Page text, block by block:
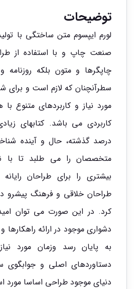
توضیحات
لورم ایپسوم متن ساختگی با
صنعت چاپ و با استفاده از
چاپگرها و متون بلکه
سطرآنچنان که لازم است و برای
مورد نیاز و کاربردهای متنوع با
کاربردی می باشد. کتابهای
درصد گذشته، حال و آینده
متخصصان را می طلبد تا با
بیشتری را برای طراحان
طراحان خلاقی و فرهنگ پیشرو
کرد. در این صورت می توان
دشواری موجود در ارائه
به پایان رسد وزمان مورد
دستاوردهای اصلی و جوابگوی
دنیای موجود طراحی اساسا مورد